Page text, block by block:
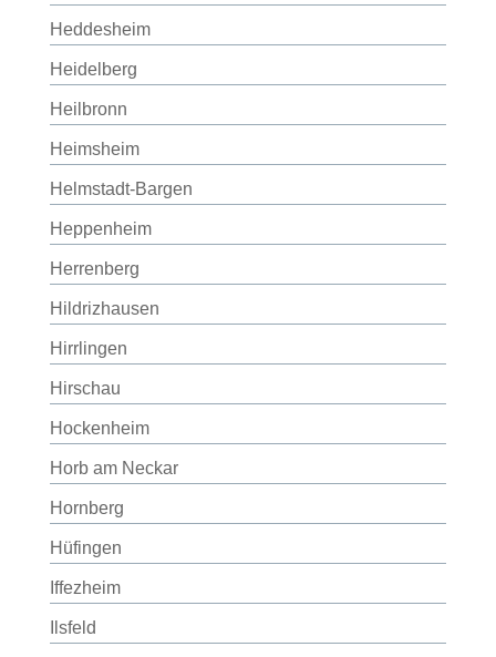
Heddesheim
Heidelberg
Heilbronn
Heimsheim
Helmstadt-Bargen
Heppenheim
Herrenberg
Hildrizhausen
Hirrlingen
Hirschau
Hockenheim
Horb am Neckar
Hornberg
Hüfingen
Iffezheim
Ilsfeld